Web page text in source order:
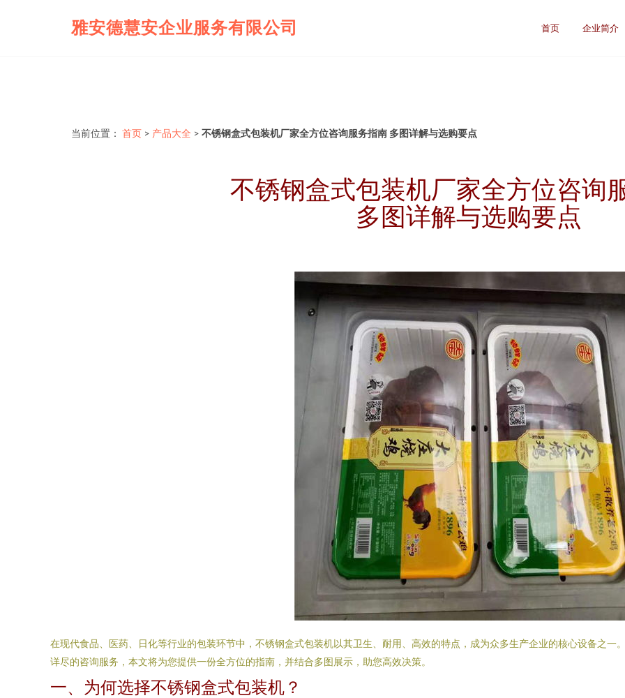
雅安德慧安企业服务有限公司 首页 企业简介
当前位置： 首页 > 产品大全 > 不锈钢盒式包装机厂家全方位咨询服务指南 多图详解与选购要点
不锈钢盒式包装机厂家全方位咨询
多图详解与选购要点
在现代食品、医药、日化等行业的包装环节中，不锈钢盒式包装机以其卫生、耐用、高效的特点，成为众多生产企业的核心设备之一
详尽的咨询服务，本文将为您提供一份全方位的指南，并结合多图展示，助您高效决策。
一、为何选择不锈钢盒式包装机？